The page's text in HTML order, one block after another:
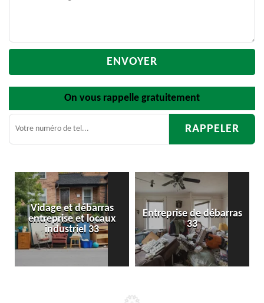
On vous rappelle gratuitement
Entreprise de débarras
33
Débarras
d'appartement 33